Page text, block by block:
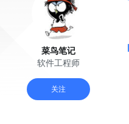
菜鸟笔记
软件工程师
关注